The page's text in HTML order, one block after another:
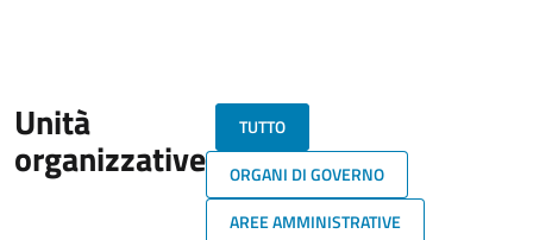
Unità
organizzative
TUTTO
ORGANI DI GOVERNO
AREE AMMINISTRATIVE